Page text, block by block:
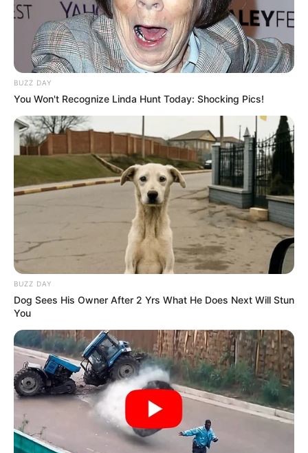
Ambyar! 10 Kalimat Baper
Pakai Bahasa Jawa Ini Bikin
Galau Abis
Fail! 10 Potret Makanan Gagal
Dimasak yang Bikin Kamu
Nggak Selera
10 Pose Manekin Anti
Mainstream yang Konyol
Banget
BUZZ DAY
You Won't Recognize Linda Hunt Today: Shocking Pics!
BUZZ DAY
Dog Sees His Owner After 2 Yrs What He Does Next Will Stun
You